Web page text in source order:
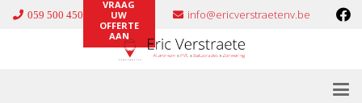
059 500 450
VRAAG
UW
OFFERTE
AAN
info@ericverstraetenv.be